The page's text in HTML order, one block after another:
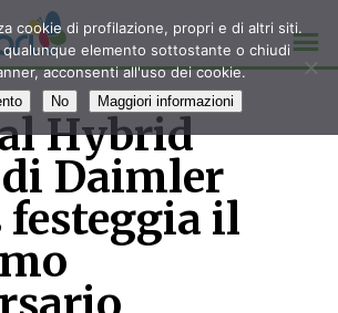
Hybrid
Daimler
il
cookie di profilazione, propri e di altri siti.
qualunque elemento sottostante o chiudi
acconsenti all'uso dei cookie.
No Maggiori informazioni